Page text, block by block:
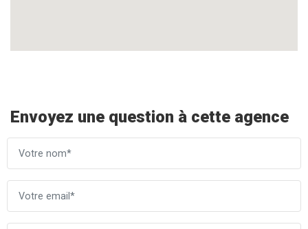
Envoyez une question à cette agence